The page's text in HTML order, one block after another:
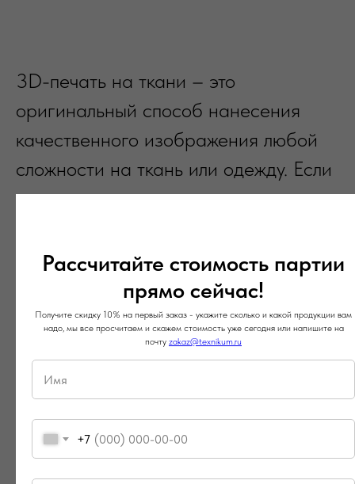
3D-печать на ткани – это
оригинальный способ нанесения
качественного изображения любой
сложности на ткань или одежду. Если
используется качественное
будут отлично себя вести даже после
многочисленных стирок и глажек.
Рисунок на ткань наносится с
помощью специального трафарета
путем продавливания краски, вязкой
консистенции.
Рассчитайте стоимость партии
прямо сейчас!
Получите скидку 10% на первый заказ - укажите сколько и какой продукции вам
надо, мы все просчитаем и скажем стоимость уже сегодня или напишите на
почту zakaz@texnikum.ru
+7